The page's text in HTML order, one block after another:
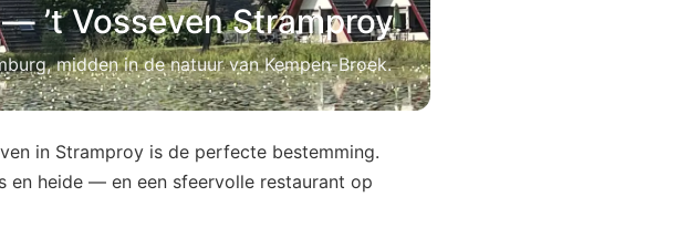
’t Vosseven Stramproy
midden in de natuur van Kempen-Broek.
in Stramproy is de perfecte bestemming.
en heide — en een sfeervolle restaurant op